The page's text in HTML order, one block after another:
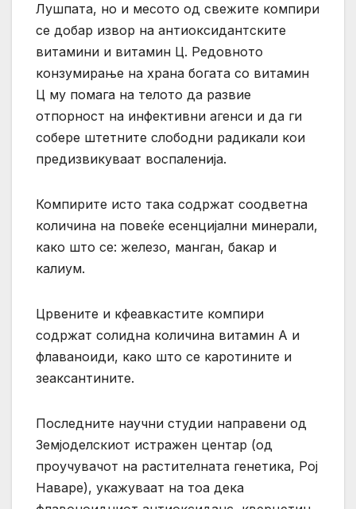
Лушпата, но и месото од свежите компири
се добар извор на антиоксидантските
витамини и витамин Ц. Редовното
конзумирање на храна богата со витамин
Ц му помага на телото да развие
отпорност на инфективни агенси и да ги
собере штетните слободни радикали кои
предизвикуваат воспаленија.
Компирите исто така содржат соодветна
количина на повеќе есенцијални минерали,
како што се: железо, манган, бакар и
калиум.
Црвените и кфеавкастите компири
содржат солидна количина витамин А и
флаваноиди, како што се каротините и
зеаксантините.
Последните научни студии направени од
Земјоделскиот истражен центар (од
проучувачот на растителната генетика, Рој
Наваре), укажуваат на тоа дека